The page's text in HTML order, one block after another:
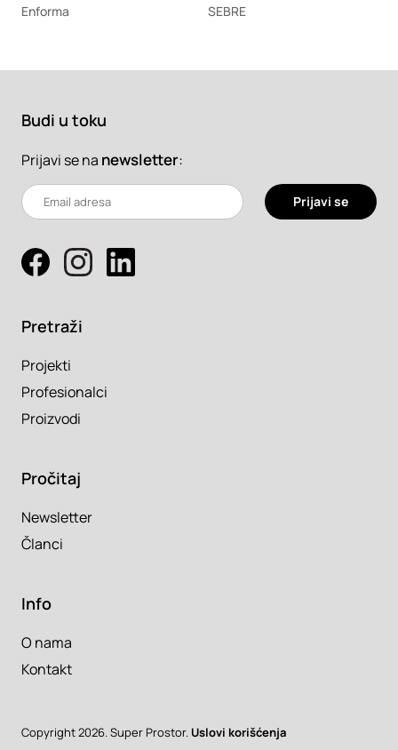
Enforma SEBRE
Budi u toku
Prijavi se na newsletter:
Prijavi se
Pretraži
Projekti
Profesionalci
Proizvodi
Pročitaj
Newsletter
Članci
Info
O nama
Kontakt
Copyright 2026. Super Prostor. Uslovi korišćenja